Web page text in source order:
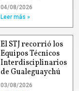
04/08/2026
Leer más »
El STJ recorrió los
Equipos Técnicos
Interdisciplinarios
de Gualeguaychú
03/08/2026